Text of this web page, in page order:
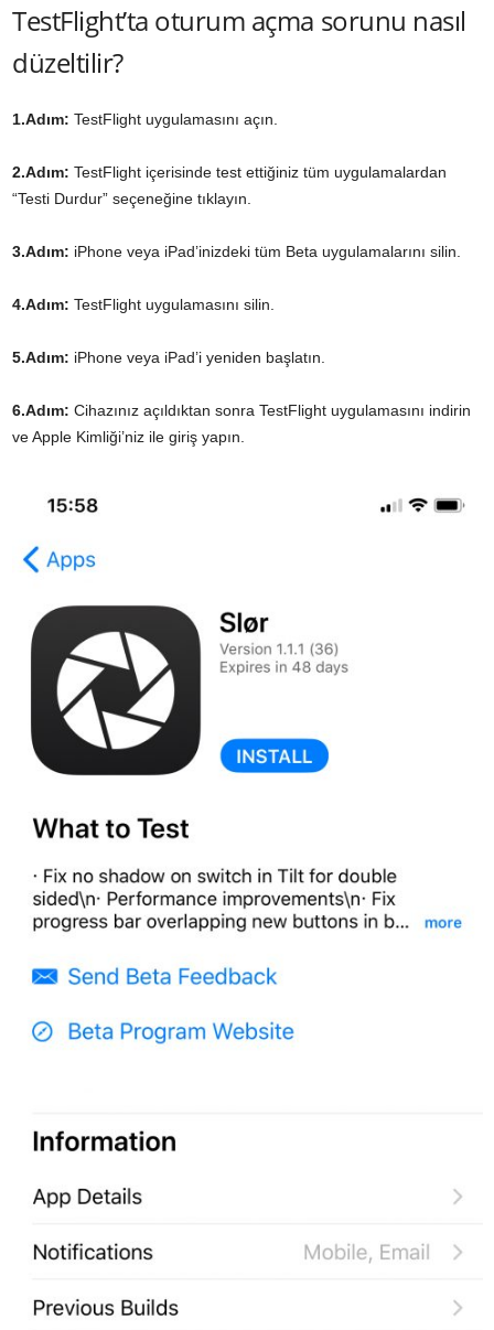
TestFlight’ta oturum açma sorunu nasıl
düzeltilir?
1.Adım: TestFlight uygulamasını açın.
2.Adım: TestFlight içerisinde test ettiğiniz tüm uygulamalardan
“Testi Durdur” seçeneğine tıklayın.
3.Adım: iPhone veya iPad’inizdeki tüm Beta uygulamalarını silin.
4.Adım: TestFlight uygulamasını silin.
5.Adım: iPhone veya iPad’i yeniden başlatın.
6.Adım: Cihazınız açıldıktan sonra TestFlight uygulamasını indirin
ve Apple Kimliği’niz ile giriş yapın.